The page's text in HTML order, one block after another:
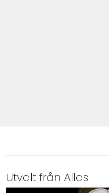
Utvalt från Allas